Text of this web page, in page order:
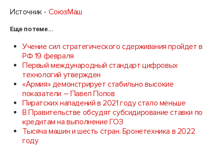
Источник - СоюзМаш
Еще по теме...
Учение сил стратегического сдерживания пройдет в
РФ 19 февраля
Первый международный стандарт цифровых
технологий утвержден
«Армия» демонстрирует стабильно высокие
показатели – Павел Попов
Пиратских нападений в 2021 году стало меньше
В Правительстве обсудят субсидирование ставки по
кредитам на выполнение ГОЗ
Тысяча машин и шесть стран. Бронетехника в 2022
году